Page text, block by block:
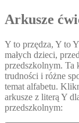
Arkusze
Y to przędza, Y to
małych dzieci,
przedszkolnym. Ta
trudności i różne
temat alfabetu.
arkusze z literą Y
przedszkolnym: